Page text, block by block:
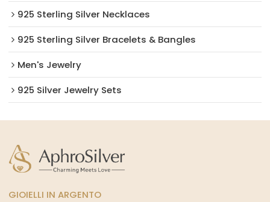
925 Sterling Silver Necklaces
925 Sterling Silver Bracelets & Bangles
Men's Jewelry
925 Silver Jewelry Sets
GIOIELLI IN ARGENTO